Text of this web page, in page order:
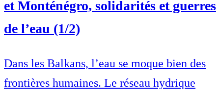
et Monténégro, solidarités et guerres
de l’eau (1/2)
Dans les Balkans, l’eau se moque bien des
frontières humaines. Le réseau hydrique